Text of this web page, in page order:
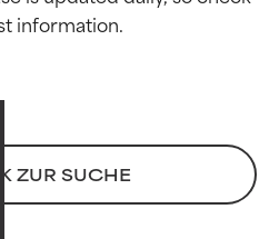
ZUR SUCHE
der
durch
Studien belegt.
Wirkstoff für
und -
der
durch
Studien belegt.
Wirkstoff für
und -